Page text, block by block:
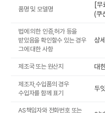
품명 및 모델명
[무
(쿠
법에 의한 인증,허가 등을
받았음을 확인할수 있는 경우
그에 대한 사항
상
제조국 또는 원산지 대
제조자,수입품의 경우
수입자를 함께 표기
두잇
AS책임자와 전화번호 또는